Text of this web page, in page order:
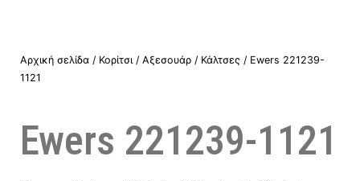
Αρχική σελίδα / Κορίτσι / Αξεσουάρ / Κάλτσες / Ewers 221239-
1121
Ewers 221239-1121